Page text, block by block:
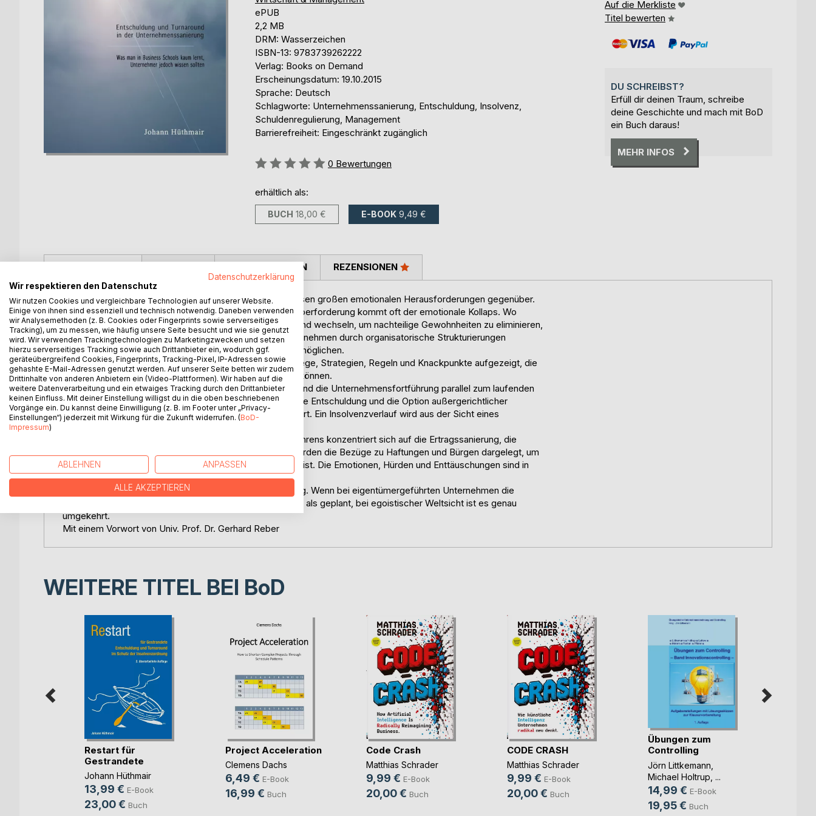
ePUB
2,2 MB
DRM: Wasserzeichen
ISBN-13: 9783739262222
Verlag: Books on Demand
Erscheinungsdatum: 19.10.2015
Sprache: Deutsch
Schlagworte: Unternehmenssanierung, Entschuldung, Insolvenz,
Schuldenregulierung, Management
Barrierefreiheit: Eingeschränkt zugänglich
Bewertung::
0 Bewertungen
erhältlich als:
BUCH 18,00 € E-BOOK 9,49 €
Auf die Merkliste
Titel bewerten
DU SCHREIBST?
Erfüll dir deinen Traum, schreibe
deine Geschichte und mach mit BoD
ein Buch daraus!
MEHR INFOS
Eigentümergeführte Unternehmen sehen sich in Finanzkrisen großen emotionalen Herausforderungen gegenüber.
Zu der wirtschaftlichen Bedrängnis und der juristischen Überforderung kommt oft der emotionale Kollaps. Wo
börsennotierte Betriebe bei Sanierungsbedarf den Vorstand wechseln, um nachteilige Gewohnheiten zu eliminieren,
sind solche Gewohnheiten bei eigentümergeführten Unternehmen durch organisatorische Strukturierungen
zurückzudrängen, oder eine übertragene Sanierung zu ermöglichen.
Aus Erfahrungen der Sanierungsbegleitung werden Auswege, Strategien, Regeln und Knackpunkte aufgezeigt, die
eine Befreiung vom „Diktat der leeren Kassen“ bewirken können.
Die Prinzipien und Funktionen eines Insolvenzverfahrens und die Unternehmensfortführung parallel zum laufenden
Verfahren werden beschrieben. Die gerichtlich überwachte Entschuldung und die Option außergerichtlicher
Regelungen insbesondere für Bürgen und Dritte wird erklärt. Ein Insolvenzverlauf wird aus der Sicht eines
Die Strukturierung während des laufenden Insolvenzverfahrens konzentriert sich auf die Ertragssanierung, die
Liquiditätsgestaltung und die Integrität der Führung. Es werden die Bezüge zu Haftungen und Bürgen dargelegt, um
aufzuzeigen, wie eine nachhaltige Sanierung zu erreichen ist. Die Emotionen, Hürden und Enttäuschungen sind in
Beispielen beschrieben.
Zentraler Punkt ist die Integrität (Bewusstheit) der Führung. Wenn bei eigentümergeführten Unternehmen die
Führung integer ist, gelingen die Sanierungen stets besser als geplant, bei egoistischer Weltsicht ist es genau
umgekehrt.
Mit einem Vorwort von Univ. Prof. Dr. Gerhard Reber
PRESSESTIMMEN REZENSIONEN
WEITERE TITEL BEI BoD
Restart für
Gestrandete
Johann Hüthmair
13,99 € E-Book
23,00 € Buch
Project Acceleration
Clemens Dachs
6,49 € E-Book
16,99 € Buch
Code Crash
Matthias Schrader
9,99 € E-Book
20,00 € Buch
CODE CRASH
Matthias Schrader
9,99 € E-Book
20,00 € Buch
Übungen zum
Controlling
Jörn Littkemann
Michael Holtrup , ...
14,99 € E-Book
19,95 € Buch
Datenschutzerklärung
Wir respektieren den Datenschutz
Wir nutzen Cookies und vergleichbare Technologien auf unserer Website.
Einige von ihnen sind essenziell und technisch notwendig. Daneben verwenden
wir Analysemethoden (z. B. Cookies oder Fingerprints sowie serverseitiges
Tracking), um zu messen, wie häufig unsere Seite besucht und wie sie genutzt
wird. Wir verwenden Trackingtechnologien zu Marketingzwecken und setzen
hierzu serverseitiges Tracking sowie auch Drittanbieter ein, wodurch ggf.
geräteübergreifend Cookies, Fingerprints, Tracking-Pixel, IP-Adressen sowie
gehashte E-Mail-Adressen genutzt werden. Auf unserer Seite betten wir zudem
Drittinhalte von anderen Anbietern ein (Video-Plattformen). Wir haben auf die
weitere Datenverarbeitung und ein etwaiges Tracking durch den Drittanbieter
keinen Einfluss. Mit deiner Einstellung willigst du in die oben beschriebenen
Vorgänge ein. Du kannst deine Einwilligung (z. B. im Footer unter „Privacy-
Einstellungen“) jederzeit mit Wirkung für die Zukunft widerrufen. (BoD-
Impressum)
ABLEHNEN ANPASSEN
ALLE AKZEPTIEREN